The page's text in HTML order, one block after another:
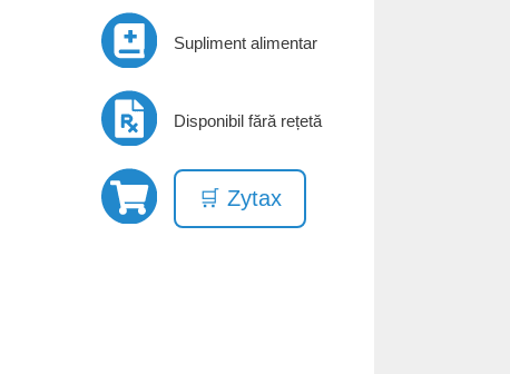
Supliment alimentar
Disponibil fără rețetă
🛒 Zytax